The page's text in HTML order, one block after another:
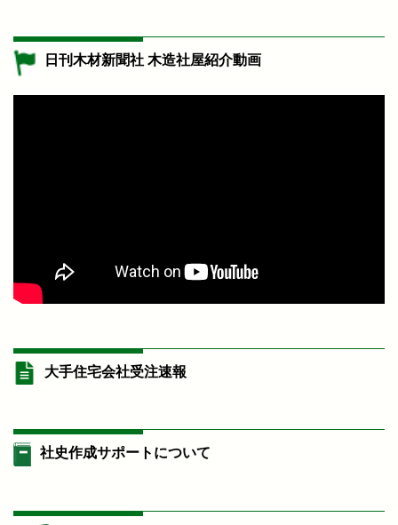
日刊木材新聞社 木造社屋紹介動画
大手住宅会社受注速報
社史作成サポートについて